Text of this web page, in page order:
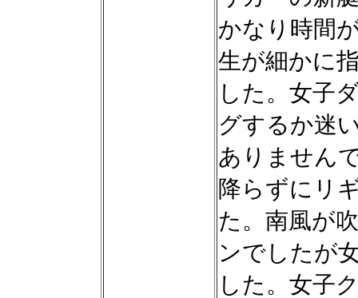
かなり時間
生が細かに
した。女子
グするか迷
ありません
降らずにリ
た。南風が
ンでしたが
した。女子